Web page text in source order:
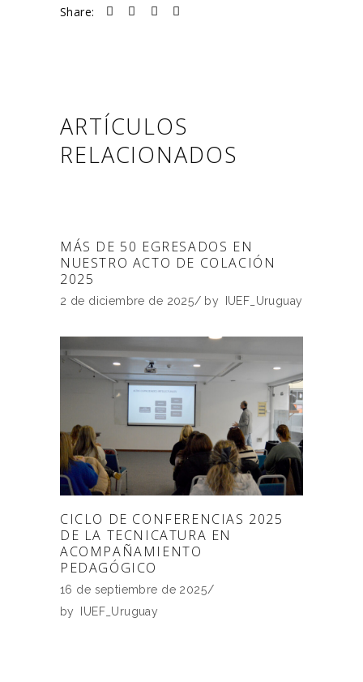
Share:
ARTÍCULOS
RELACIONADOS
MÁS DE 50 EGRESADOS EN
NUESTRO ACTO DE COLACIÓN
2025
2 de diciembre de 2025 by IUEF_Uruguay
CICLO DE CONFERENCIAS 2025
DE LA TECNICATURA EN
ACOMPAÑAMIENTO
PEDAGÓGICO
16 de septiembre de 2025
by
IUEF_Uruguay